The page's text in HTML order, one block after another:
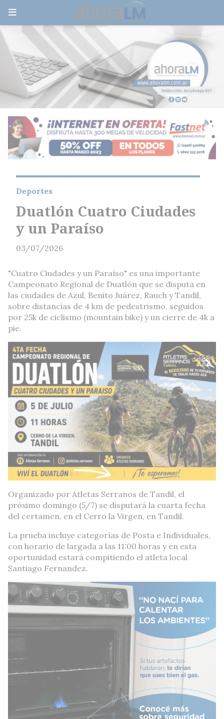
Duatlón Cuatro Ciudades
y un Paraíso
Deportes
03/07/2026
"Cuatro Ciudades y un Paraíso" es una importante
Campeonato Regional de Duatlón que se disputa en
las ciudades de Azul, Benito Juárez, Rauch y Tandil,
sobre distancias de 4 km de pedestrismo, seguidos
por 25k de ciclismo (mountain bike) y un cierre de 4k a
pie.
Organizado por Atletas Serranos de Tandil, el
próximo domingo (5/7) se disputará la cuarta fecha
del certamen, en el Cerro la Virgen, en Tandil.
La prueba incluye categorías de Posta e Individuales,
con horario de largada a las 11:00 horas y en esta
oportunidad estará compitiendo el atleta local
Santiago Fernandez.